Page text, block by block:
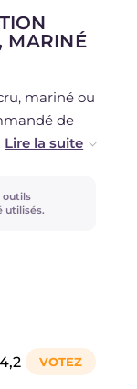
MARINÉ
mariné ou
de
à -18
aux
Santé
outils
utilisés.
4,2